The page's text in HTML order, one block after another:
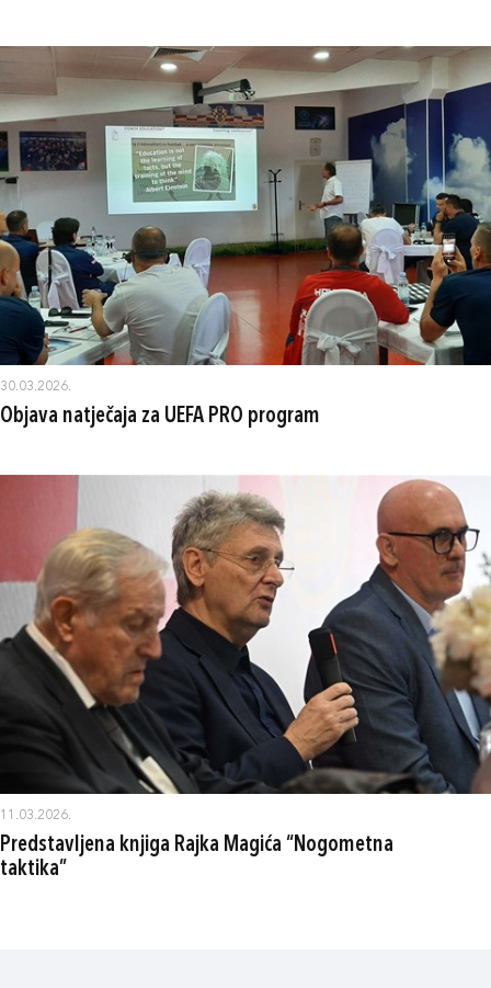
30.03.2026.
Objava natječaja za UEFA PRO program
11.03.2026.
Predstavljena knjiga Rajka Magića “Nogometna
taktika”